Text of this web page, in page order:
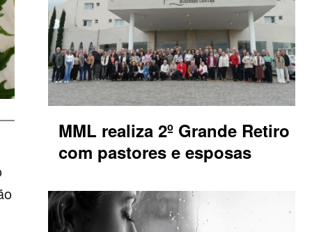
MML realiza 2º Grande Retiro
com pastores e esposas